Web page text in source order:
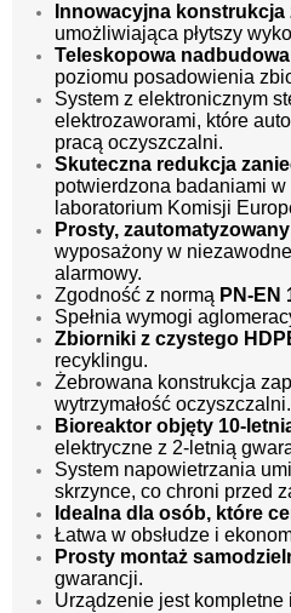
Innowacyjna
umożliwiająca płytszy
Teleskopowa nadbudowa
poziomu posadowienia
System z elektronicznym
elektrozaworami, które
pracą oczyszczalni.
Skuteczna redukcja
potwierdzona badaniami
laboratorium Komisji
Prosty,
wyposażony w
alarmowy.
Zgodność z normą PN-EN
Spełnia wymogi
Zbiorniki z czystego
recyklingu.
Żebrowana konstrukcja
wytrzymałość oczyszczalni.
Bioreaktor objęty 10-
elektryczne z 2-letnią
System napowietrzania
skrzynce, co chroni przed
Idealna dla osób, które
Łatwa w obsłudze i
Prosty montaż
gwarancji.
Urządzenie jest kompletne